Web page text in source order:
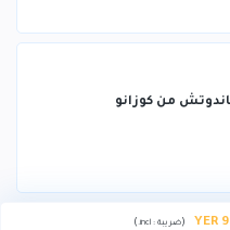
من كوزانو
YER
(ضريبة : incl.
)